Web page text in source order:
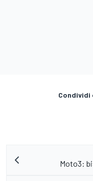
Condividi
Moto3: